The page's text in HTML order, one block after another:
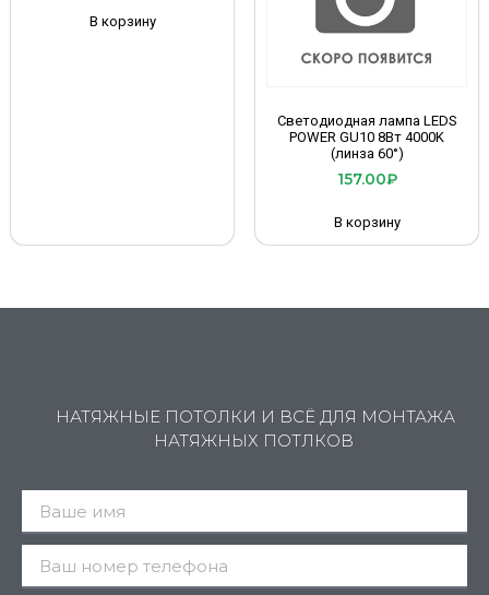
В корзину
Светодиодная лампа LEDS
POWER GU10 8Вт 4000K
(линза 60°)
157.00₽
В корзину
НАТЯЖНЫЕ ПОТОЛКИ И ВСЁ ДЛЯ МОНТАЖА
НАТЯЖНЫХ ПОТЛКОВ